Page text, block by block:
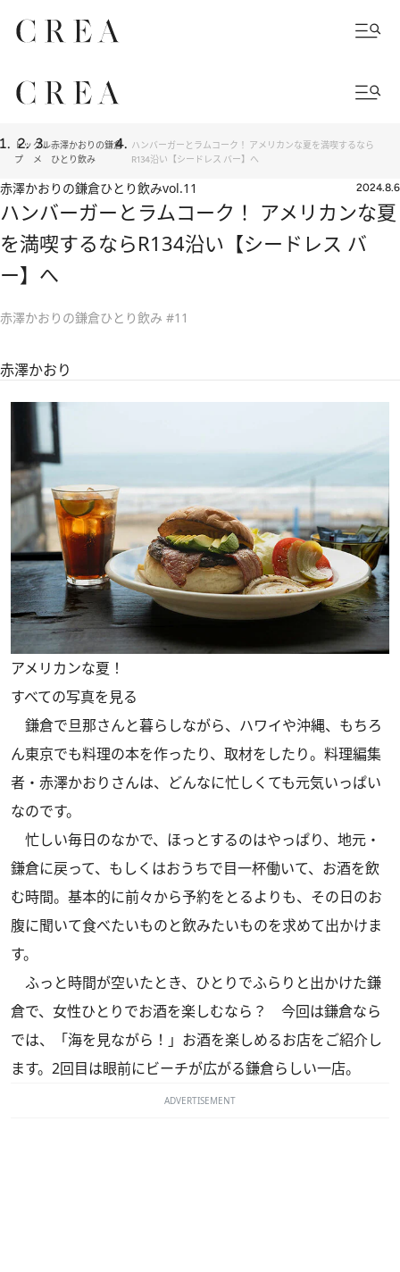
トッ
プ
グル
メ
赤澤かおりの鎌倉
ひとり飲み
ハンバーガーとラムコーク！ アメリカンな夏を満喫するなら
R134沿い【シードレス バー】へ
赤澤かおりの鎌倉ひとり飲みvol.11 2024.8.6
ハンバーガーとラムコーク！ アメリカンな夏
を満喫するならR134沿い【シードレス バ
ー】へ
赤澤かおりの鎌倉ひとり飲み #11
赤澤かおり
アメリカンな夏！
すべての写真を見る
鎌倉で旦那さんと暮らしながら、ハワイや沖縄、もちろ
ん東京でも料理の本を作ったり、取材をしたり。料理編集
者・赤澤かおりさんは、どんなに忙しくても元気いっぱい
なのです。
忙しい毎日のなかで、ほっとするのはやっぱり、地元・
鎌倉に戻って、もしくはおうちで目一杯働いて、お酒を飲
む時間。基本的に前々から予約をとるよりも、その日のお
腹に聞いて食べたいものと飲みたいものを求めて出かけま
す。
ふっと時間が空いたとき、ひとりでふらりと出かけた鎌
倉で、女性ひとりでお酒を楽しむなら？ 今回は鎌倉なら
では、「海を見ながら！」お酒を楽しめるお店をご紹介し
ます。2回目は眼前にビーチが広がる鎌倉らしい一店。
ADVERTISEMENT